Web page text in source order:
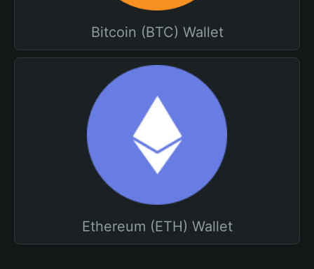
Bitcoin (BTC) Wallet
Ethereum (ETH) Wallet